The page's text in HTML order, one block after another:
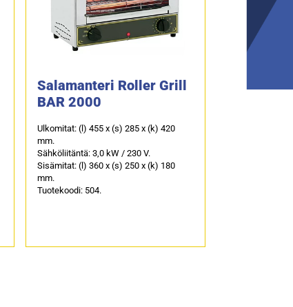
Salamanteri Roller Grill
BAR 2000
Ulkomitat: (l) 455 x (s) 285 x (k) 420
mm.
Sähköliitäntä: 3,0 kW / 230 V.
Sisämitat: (l) 360 x (s) 250 x (k) 180
mm.
Tuotekoodi: 504.